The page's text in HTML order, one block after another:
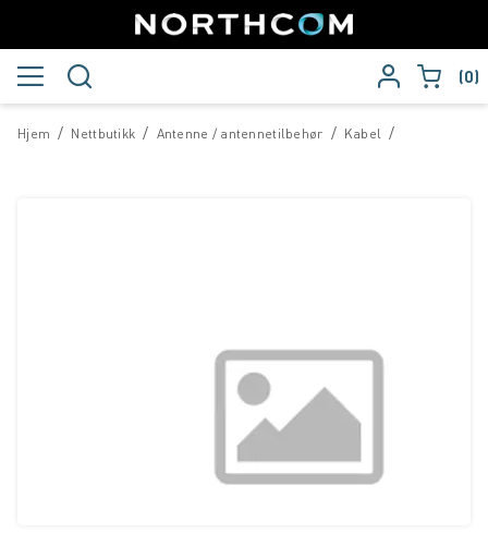
0
/
Hjem /
Nettbutikk /
Antenne / antennetilbehør /
Kabel